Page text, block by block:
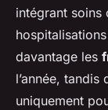
intégrant soins
davantage les
l’année, tandis
uniquement